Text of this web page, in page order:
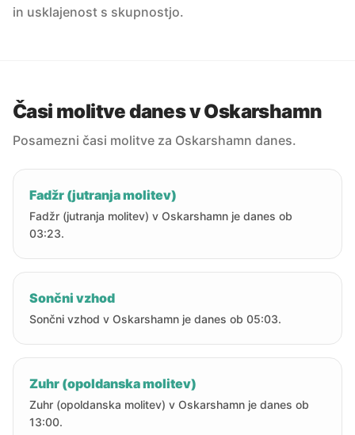
in usklajenost s skupnostjo.
Časi molitve danes v Oskarshamn
Posamezni časi molitve za Oskarshamn danes.
Fadžr (jutranja molitev)
Fadžr (jutranja molitev) v Oskarshamn je danes ob
03:23.
Sončni vzhod
Sončni vzhod v Oskarshamn je danes ob 05:03.
Zuhr (opoldanska molitev)
Zuhr (opoldanska molitev) v Oskarshamn je danes ob
13:00.